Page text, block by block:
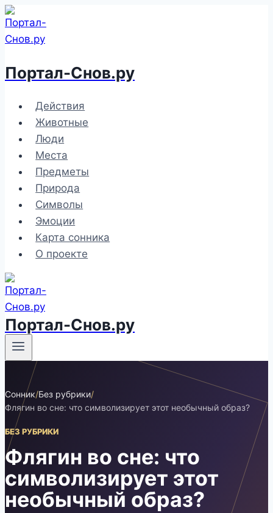
Перейти
к
содержимому
Портал-Снов.ру
Действия
Животные
Люди
Места
Предметы
Природа
Символы
Эмоции
Карта сонника
О проекте
Портал-Снов.ру
Сонник/Без рубрики/
Флягин во сне: что символизирует этот необычный образ?
БЕЗ РУБРИКИ
Флягин во сне: что
символизирует этот
необычный образ?